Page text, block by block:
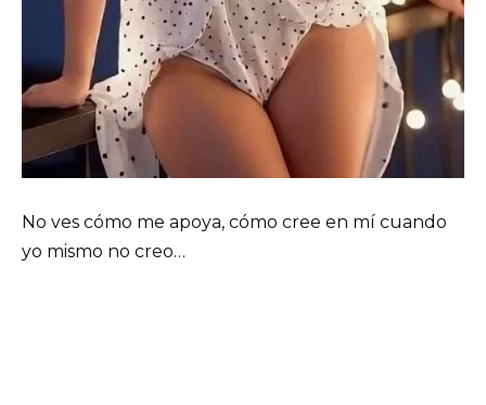
No ves cómo me apoya, cómo cree en mí cuando
yo mismo no creo…